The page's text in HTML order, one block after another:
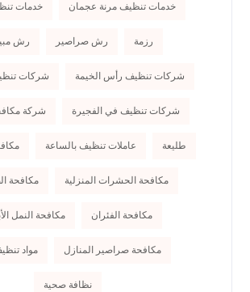
خدمات تنظيف مرنة عجمان خدمات
رزمة رش صراصير رش
شركات تنظيف رأس الخيمة شركات
شركات تنظيف في الفجيرة شركة
طليعة عاملات تنظيف بالساعة
مكافحة الحشرات المنزلية مكافحة
مكافحة الفئران مكافحة النمل
مكافحة صراصير المنازل مواد
نظافة صحية